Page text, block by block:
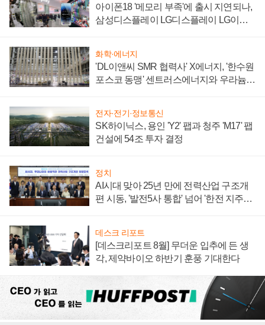
아이폰18 '메모리 부족'에 출시 지연되나,
삼성디스플레이 LG디스플레이 LG이노
화학·에너지
'DL이앤씨 SMR 협력사' X에너지, '한수원
포스코 동맹' 센트러스에너지와 우라늄
전자·전기·정보통신
SK하이닉스, 용인 'Y2' 팹과 청주 'M17' 팹
건설에 54조 투자 결정
정치
AI시대 맞아 25년 만에 전력산업 구조개
편 시동, '발전5사 통합' 넘어 '한전 지주사'
데스크 리포트
[데스크리포트 8월] 무더운 입추에 든 생
각, 제약바이오 하반기 훈풍 기대한다